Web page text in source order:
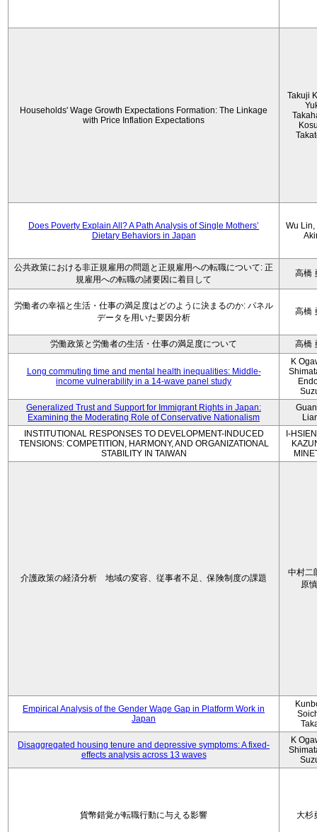
Households' Wage Growth Expectations Formation: The Linkage
with Price Inflation Expectations
Takuji
Does Poverty Explain All? A Path Analysis of Single Mothers’
Dietary Behaviors in Japan
Wu Lin,
公共政策における非正規雇用の問題と正規雇用への転職について: 正
規雇用への転職の諸要因に着目して
高橋
労働者の幸福と生活・仕事の満足度はどのように決まるのか: パネル
データを用いた要因分析
高橋
労働政策と労働者の生活・仕事の満足度について 高橋
Long commuting time and mental health inequalities: Middle-
income vulnerability in a 14-wave panel study
K
Generalized Trust and Support for Immigrant Rights in Japan:
Examining the Moderating Role of Conservative Nationalism
INSTITUTIONAL RESPONSES TO DEVELOPMENT-INDUCED
TENSIONS: COMPETITION, HARMONY, AND ORGANIZATIONAL
STABILITY IN TAIWAN
I-
介護政策の経済分析 地域の変容、従事者不足、保険制度の課題
中村二
原
Empirical Analysis of the Gender Wage Gap in Platform Work in
Japan
Disaggregated housing tenure and depressive symptoms: A fixed-
effects analysis across 13 waves
K
貨幣錯覚が転職行動に与える影響 大杉